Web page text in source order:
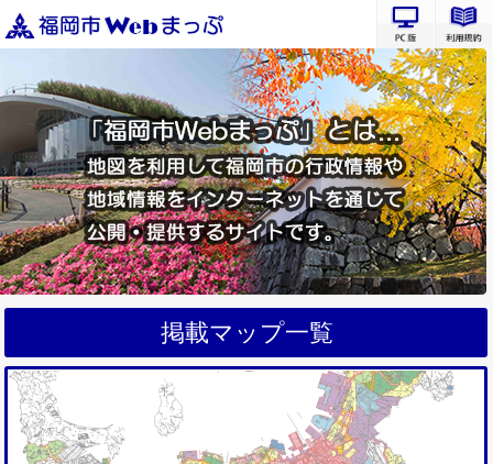
PC版サ
掲載マップ一覧